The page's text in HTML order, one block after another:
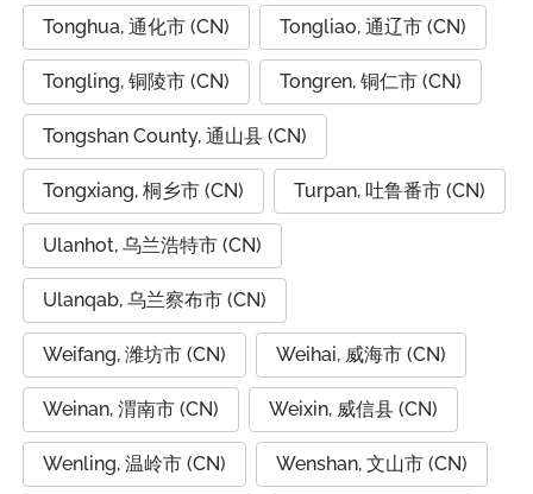
Tonghua, 通化市 (CN) Tongliao, 通辽市 (CN)
Tongling, 铜陵市 (CN) Tongren, 铜仁市 (CN)
Tongshan County, 通山县 (CN)
Tongxiang, 桐乡市 (CN) Turpan, 吐鲁番市 (CN)
Ulanhot, 乌兰浩特市 (CN)
Ulanqab, 乌兰察布市 (CN)
Weifang, 潍坊市 (CN) Weihai, 威海市 (CN)
Weinan, 渭南市 (CN) Weixin, 威信县 (CN)
Wenling, 温岭市 (CN) Wenshan, 文山市 (CN)